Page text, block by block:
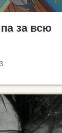
за всю